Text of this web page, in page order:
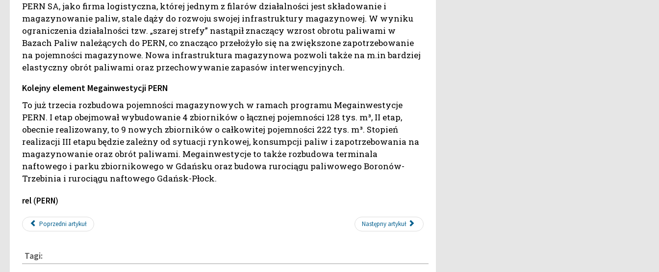
PERN SA, jako firma logistyczna, której jednym z filarów działalności jest składowanie i
magazynowanie paliw, stale dąży do rozwoju swojej infrastruktury magazynowej. W wyniku
ograniczenia działalności tzw. „szarej strefy” nastąpił znaczący wzrost obrotu paliwami w
Bazach Paliw należących do PERN, co znacząco przełożyło się na zwiększone zapotrzebowanie
na pojemności magazynowe. Nowa infrastruktura magazynowa pozwoli także na m.in bardziej
elastyczny obrót paliwami oraz przechowywanie zapasów interwencyjnych.
Kolejny element Megainwestycji PERN
To już trzecia rozbudowa pojemności magazynowych w ramach programu Megainwestycje
PERN. I etap obejmował wybudowanie 4 zbiorników o łącznej pojemności 128 tys. m³, II etap,
obecnie realizowany, to 9 nowych zbiorników o całkowitej pojemności 222 tys. m³. Stopień
realizacji III etapu będzie zależny od sytuacji rynkowej, konsumpcji paliw i zapotrzebowania na
magazynowanie oraz obrót paliwami. Megainwestycje to także rozbudowa terminala
naftowego i parku zbiornikowego w Gdańsku oraz budowa rurociągu paliwowego Boronów-
Trzebinia i rurociągu naftowego Gdańsk-Płock.
rel (PERN)
Poprzedni artykuł Następny artykuł
Tagi: